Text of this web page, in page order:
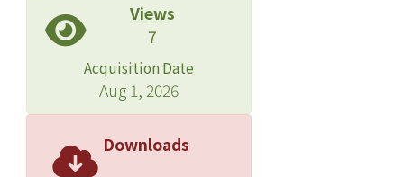
Views
7
Acquisition Date
Aug 1, 2026
Downloads